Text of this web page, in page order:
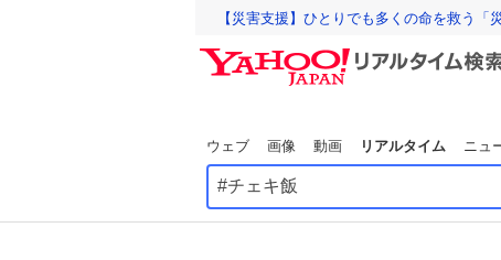
【災害支援】ひとりでも多くの命を救う「
ウェブ 画像 動画 リアルタイム ニュ